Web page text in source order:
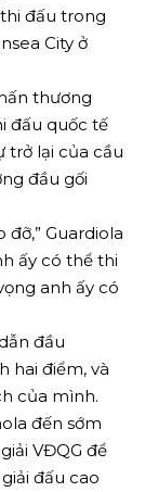
đấu trong
City ở
thương
đấu quốc tế
trở lại của cầu
đầu gối
đỡ,” Guardiola
ấy có thể thi
anh ấy có
đầu
hai điểm, và
của mình.
đến sớm
VĐQG để
đấu cao